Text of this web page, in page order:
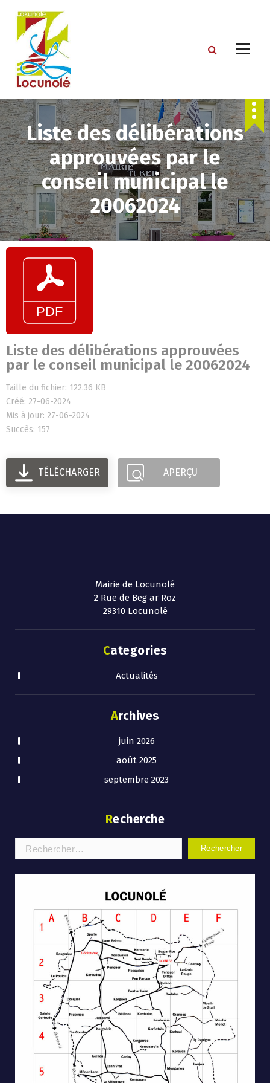
o
n
t
e
n
t
Liste des délibérations
approuvées par le
conseil municipal le
20062024
Liste des délibérations approuvées
par le conseil municipal le 20062024
Taille du fichier: 122.36 KB
Créé: 27-06-2024
Mis à jour: 27-06-2024
Succès: 157
TÉLÉCHARGER APERÇU
Mairie de Locunolé
2 Rue de Beg ar Roz
29310 Locunolé
Categories
Actualités
Archives
juin 2026
août 2025
septembre 2023
Recherche